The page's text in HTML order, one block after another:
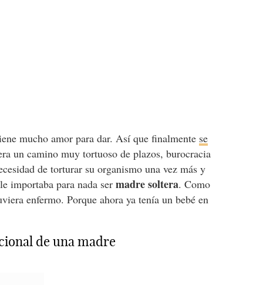
mucho amor para dar. Así que finalmente se
un camino muy tortuoso de plazos, burocracia
de torturar su organismo una vez más y
importaba para nada sermadre soltera. Como
enfermo. Porque ahora ya tenía un bebé en
de una madre